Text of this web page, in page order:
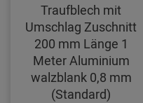
Traufblech mit
Umschlag Zuschnitt
200 mm Länge 1
Meter Aluminium
walzblank 0,8 mm
(Standard)